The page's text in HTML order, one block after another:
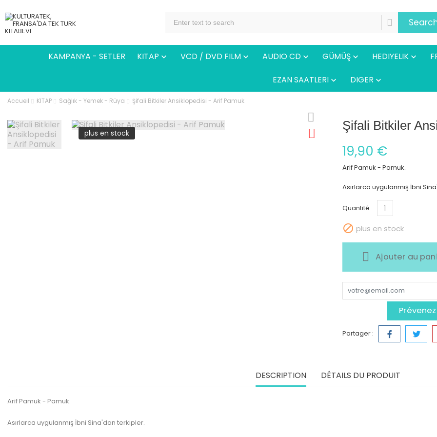
KAMPANYA - SETLER KITAP  VCD / DVD FILM AUDIO CD GÜMÜŞ HEDIYELIK
EZAN SAATLERI DIGER 
Accueil KITAP Sağlık - Yemek - Rüya Şifali Bitkiler Ansiklopedisi - Arif Pamuk
plus en stock
Şifali Bitkiler
19,90 €
Arif Pamuk - Pamuk.
Asırlarca uygulanmış İbni
Quantité
 plus en stock
Ajouter au
Partager :
DESCRIPTION DÉTAILS DU PRODUIT
Arif Pamuk - Pamuk.
Asırlarca uygulanmış İbni Sina'dan terkipler.